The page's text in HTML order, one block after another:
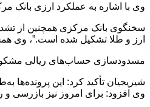
وی با اشاره به عملکرد ارزی بانک مرکزی افزود: تاکنون بیش از ۴۱.۷ میلیارد دلار ارز برای
ارز و طلا تشکیل شده است.”، وی همچنین گفت: روز گذشته بازرسان به ۲۰ شعبه
مسدودسازی حساب‌های ریالی مشکوک
شیریجیان تأکید کرد: این پرونده‌ها
وی افزود: برای امروز نیز بازرسی و رسیدگی به ۲۰ شعبه دیگر در دستور